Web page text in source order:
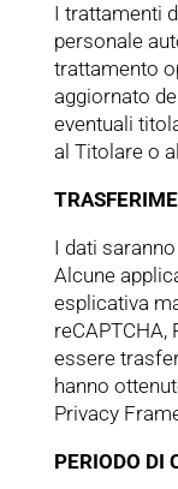
I trattamenti
personale
trattamento
aggiornato
eventuali
al Titolare o
I dati
Alcune
esplicativa
reCAPTCHA,
essere
hanno
Privacy
PERIODO DI